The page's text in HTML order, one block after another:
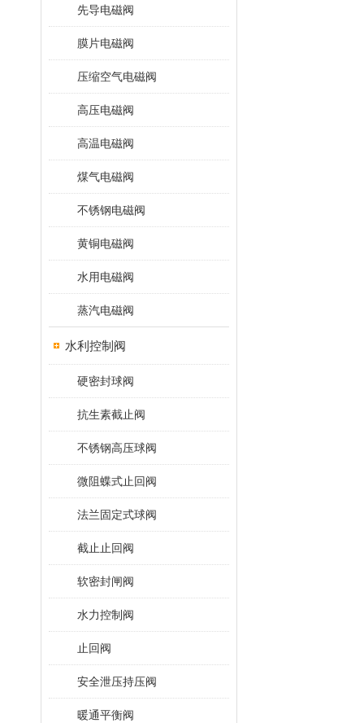
先导电磁阀
膜片电磁阀
压缩空气电磁阀
高压电磁阀
高温电磁阀
煤气电磁阀
不锈钢电磁阀
黄铜电磁阀
水用电磁阀
蒸汽电磁阀
水利控制阀
硬密封球阀
抗生素截止阀
不锈钢高压球阀
微阻蝶式止回阀
法兰固定式球阀
截止止回阀
软密封闸阀
水力控制阀
止回阀
安全泄压持压阀
暖通平衡阀